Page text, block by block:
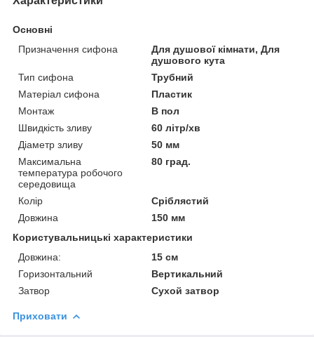
Основні
Призначення сифона
Для душової кімнати, Для
душового кута
Тип сифона
Трубний
Матеріал сифона
Пластик
Монтаж
В пол
Швидкість зливу
60 літр/хв
Діаметр зливу
50 мм
Максимальна
температура робочого
середовища
80 град.
Колір
Сріблястий
Довжина
150 мм
Користувальницькі характеристики
Довжина:
15 см
Горизонтальний
Вертикальний
Затвор
Сухой затвор
Приховати